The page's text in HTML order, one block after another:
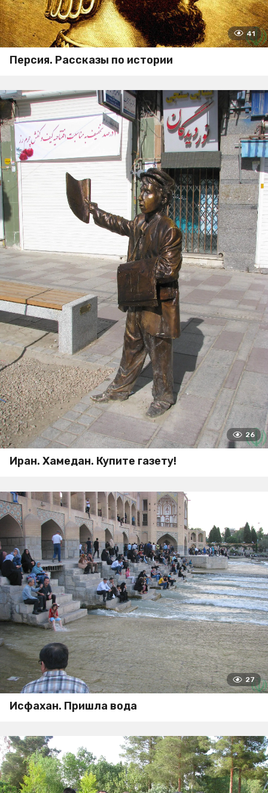
41
Персия. Рассказы по истории
26
Иран. Хамедан. Купите газету!
27
Исфахан. Пришла вода